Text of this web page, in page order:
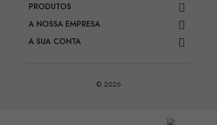
PRODUTOS 
A NOSSA EMPRESA 
A SUA CONTA 
© 2026